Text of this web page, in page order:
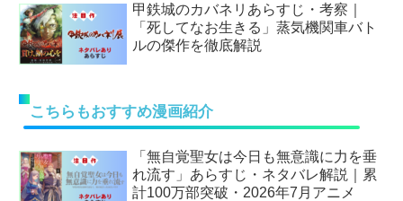
甲鉄城のカバネリあらすじ・考察｜
「死してなお生きる」蒸気機関車バト
ルの傑作を徹底解説
こちらもおすすめ漫画紹介
「無自覚聖女は今日も無意識に力を垂
れ流す」あらすじ・ネタバレ解説｜累
計100万部突破・2026年7月アニメ